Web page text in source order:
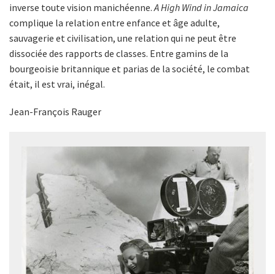
inverse toute vision manichéenne. A High Wind in Jamaica
complique la relation entre enfance et âge adulte,
sauvagerie et civilisation, une relation qui ne peut être
dissociée des rapports de classes. Entre gamins de la
bourgeoisie britannique et parias de la société, le combat
était, il est vrai, inégal.
Jean-François Rauger